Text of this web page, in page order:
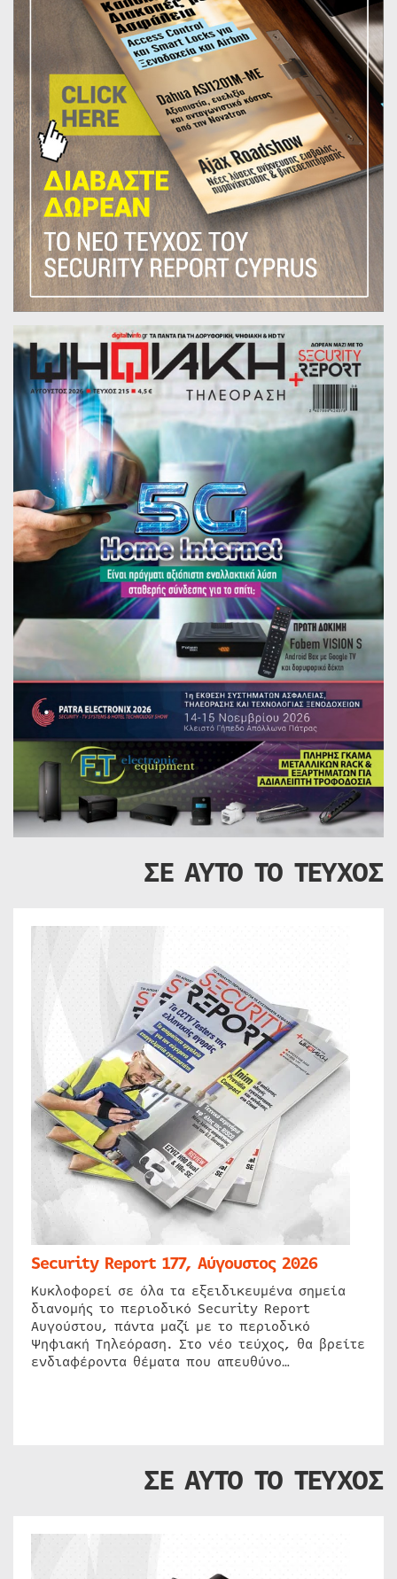
ΣΕ ΑΥΤΟ ΤΟ ΤΕΥΧΟΣ
Security Report 177, Αύγουστος 2026
Κυκλοφορεί σε όλα τα εξειδικευμένα σημεία
διανομής το περιοδικό Security Report
Αυγούστου, πάντα μαζί με το περιοδικό
Ψηφιακή Τηλεόραση. Στο νέο τεύχος, θα βρείτε
ενδιαφέροντα θέματα που απευθύνο…
ΣΕ ΑΥΤΟ ΤΟ ΤΕΥΧΟΣ